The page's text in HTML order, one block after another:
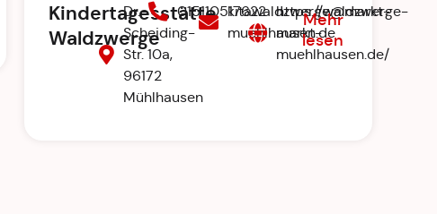
Kindertagesstätte
Waldzwerge
Dr.-
Scheiding-
Str. 10a,
96172
Mühlhausen
015110517622kitawaldzwerge@markt-
muehlhausen.de
https://waldzwerge-
markt-
muehlhausen.de/
Mehr
lesen